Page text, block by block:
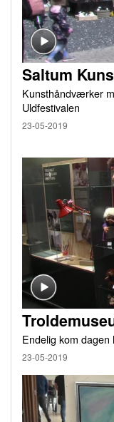
Saltum
Kunsthåndværker
Uldfestivalen
23-05-2019
Endelig kom
23-05-2019